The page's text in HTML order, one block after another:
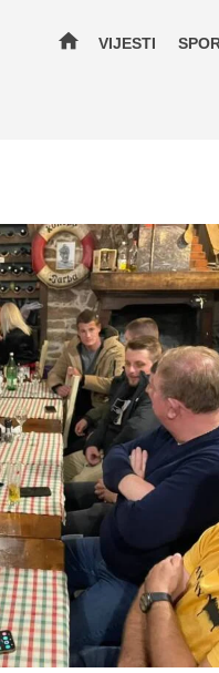
home VIJESTI